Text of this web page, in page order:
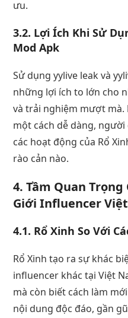
ưu.
3.2. Lợi Ích Khi Sử
Mod Apk
Sử dụng yylive leak và
những lợi ích to lớn cho
và trải nghiệm mượt mà.
một cách dễ dàng,
các hoạt động của Rổ
rào cản nào.
4. Tầm Quan Trọng
Giới Influencer
4.1. Rổ Xinh So Với
Rổ Xinh tạo ra sự khác
influencer khác tại Việt
mà còn biết cách làm
nội dung độc đáo, gần